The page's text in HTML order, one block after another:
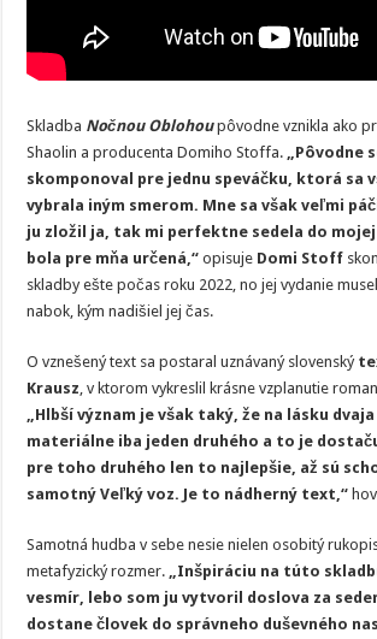
Skladba Nočnou Oblohoupôvodne vznikla ako
Shaolin a producenta Domiho Stoffa. „Pôvodne
skomponoval pre jednu speváčku, ktorá sa
vybrala iným smerom. Mne sa však veľmi
ju zložil ja, tak mi perfektne sedela do
bola pre mňa určená,“ opisuje Domi Stoff
skladby ešte počas roku 2022, no jej vydanie
nabok, kým nadišiel jej čas.
O vznešený text sa postaral uznávaný slovenský
Krausz, v ktorom vykreslil krásne vzplanutie
„Hlbší význam je však taký, že na lásku
materiálne iba jeden druhého a to je
pre toho druhého len to najlepšie, až sú
samotný Veľký voz. Je to nádherný text,“
Samotná hudba v sebe nesie nielen osobitý
metafyzický rozmer. „Inšpiráciu na túto
vesmír, lebo som ju vytvoril doslova za
dostane človek do správneho duševného